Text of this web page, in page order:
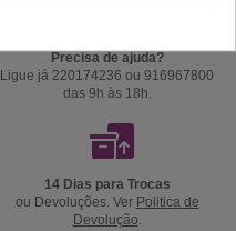
Precisa de ajuda?
Ligue já 220174236 ou 916967800
das 9h às 18h.
14 Dias para Trocas
ou Devoluções. Ver Politica de
Devolução.